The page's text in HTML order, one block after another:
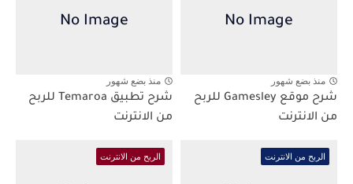
منذ بضع شهور
شرح موقع Gamesley للربح
من الانترنت
منذ بضع شهور
شرح تطبيق Temaroa للربح
من الانترنت
الربح من الانترنت الربح من الانترنت